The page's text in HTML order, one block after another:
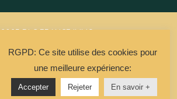
2023 DLC FRANCE IMMO
La Solution Immo
RGPD: Ce site utilise des cookies pour
une meilleure expérience:
Accepter Rejeter En savoir +